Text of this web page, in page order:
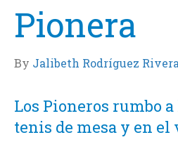
Pionera
By Jalibeth Rodríguez Rivera
Los Pioneros rumbo
tenis de mesa y en